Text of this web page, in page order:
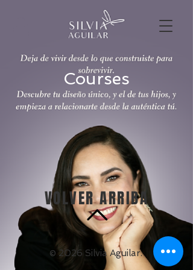
Courses
VOLVER ARRIBA
© 2026 Silvia Aguilar.